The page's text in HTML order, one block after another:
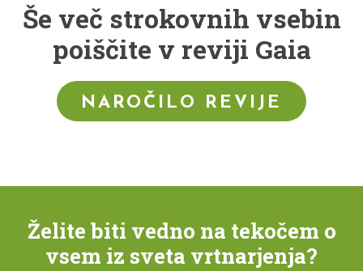
Še več strokovnih vsebin
poiščite v reviji Gaia
NAROČILO REVIJE
Želite biti vedno na tekočem o
vsem iz sveta vrtnarjenja?